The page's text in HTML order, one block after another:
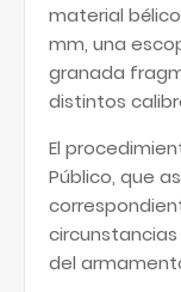
material
mm, una
granada
distintos
El
Público, que
del